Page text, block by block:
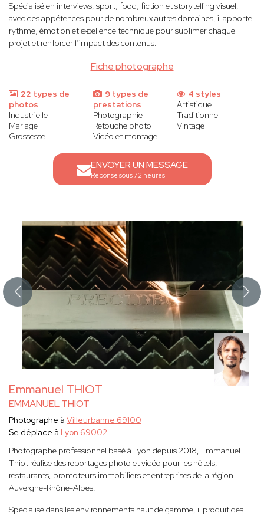
Fiche photographe
Spécialisé en interviews, sport, food, fiction et storytelling visuel,
avec des appétences pour de nombreux autres domaines, il apporte
rythme, émotion et excellence technique pour sublimer chaque
projet et renforcer l’impact des contenus.
22 types de
photos
Industrielle
Mariage
Grossesse
9 types de
prestations
Photographie
Retouche photo
Vidéo et montage
4 styles
Artistique
Traditionnel
Vintage
ENVOYER UN MESSAGE
Réponse sous 72 heures
Emmanuel THIOT
EMMANUEL THIOT
Photographe à Villeurbanne 69100
Se déplace à Lyon 69002
Photographe professionnel basé à Lyon depuis 2018, Emmanuel
Thiot réalise des reportages photo et vidéo pour les hôtels,
restaurants, promoteurs immobiliers et entreprises de la région
Auvergne-Rhône-Alpes.
Spécialisé dans les environnements haut de gamme, il produit des